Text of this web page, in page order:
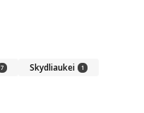
7 Skydliaukei 1